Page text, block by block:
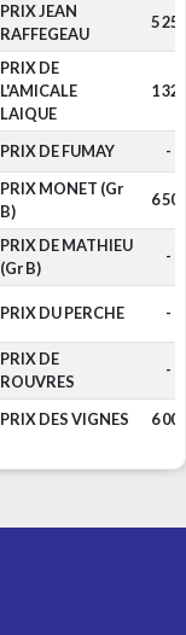
PRIX JEAN
RAFFEGEAU
5 250
PRIX DE
L'AMICALE
LAIQUE
1 320
PRIX DE FUMAY -
PRIX MONET (Gr
B)
6 500
PRIX DE MATHIEU
(Gr B)
-
PRIX DU PERCHE -
PRIX DE
ROUVRES
-
PRIX DES VIGNES 6 000